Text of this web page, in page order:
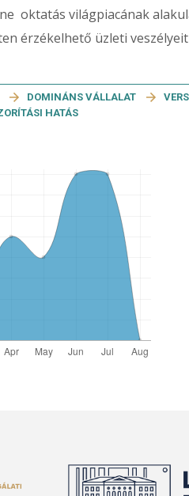
oktatás világpiacának
érzékelhető üzleti
DOMINÁNS VÁLLALAT
HATÁS